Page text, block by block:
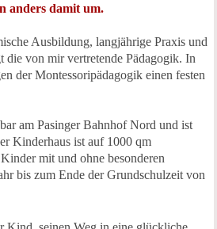
anders damit um.
Ausbildung, langjährige Praxis und
die von mir vertretende Pädagogik. In
der Montessoripädagogik einen festen
am Pasinger Bahnhof Nord und ist
Kinderhaus ist auf 1000 qm
mit und ohne besonderen
bis zum Ende der Grundschulzeit von